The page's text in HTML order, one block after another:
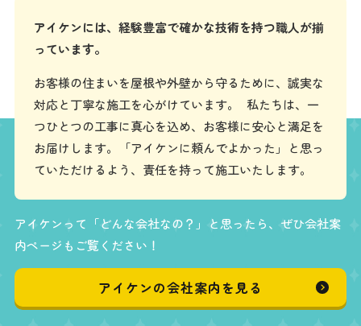
アイケンには、経験豊富で確かな技術を持つ職人が揃
っています。
お客様の住まいを屋根や外壁から守るために、誠実な
対応と丁寧な施工を心がけています。 私たちは、一
つひとつの工事に真心を込め、お客様に安心と満足を
お届けします。「アイケンに頼んでよかった」と思っ
ていただけるよう、責任を持って施工いたします。
アイケンって「どんな会社なの？」と思ったら、ぜひ会社案
内ページもご覧ください！
アイケンの会社案内を見る